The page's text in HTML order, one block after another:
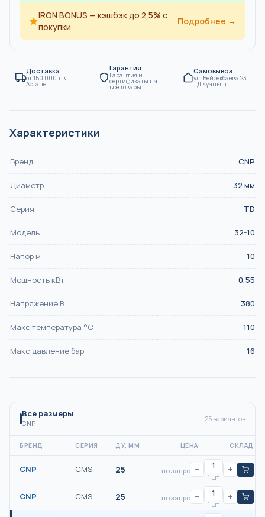
IRON BONUS — кэшбэк до 2,5% с
покупки
Подробнее →
Доставка
от150 000 ₸в
Астане
Гарантия
Гарантия и
сертификаты на
все товары
Самовывоз
ул. Бейсекбаева 23,
ТД Куаныш
Характеристики
Бренд CNP
Диаметр 32 мм
Серия TD
Модель 32-10
Напор м 10
Мощность кВт 0,55
Напряжение В 380
Макс температура °С 110
Макс давление бар 16
Все размеры
CNP
25 вариантов
БРЕНД СЕРИЯ ДУ, ММ ЦЕНА СКЛАД
CNP CMS 25 по запросу−
1 шт
+
CNP CMS 25 по запросу−
1 шт
+